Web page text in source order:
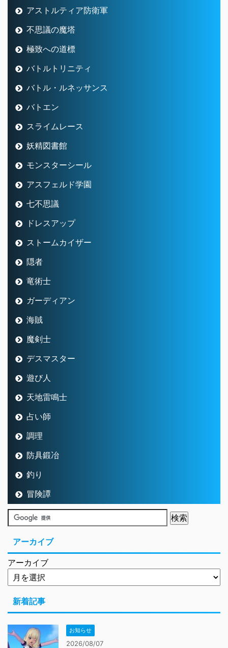
アストルティア防衛軍
不思議の魔塔
極致への道標
バトルトリニティ
バトル・ルネッサンス
バトエン
スライムレース
妖精図書館
モンスターシール
アスフェルド学園
七不思議
ドレスアップ
ストームカイザー
隠者
竜術士
ガーディアン
海賊
魔剣士
デスマスター
遊び人
天地雷鳴士
占い師
調理
防具鍛冶
釣り
冒険譚
アーカイブ
アーカイブ
新着記事
お知らせ
2026/08/07